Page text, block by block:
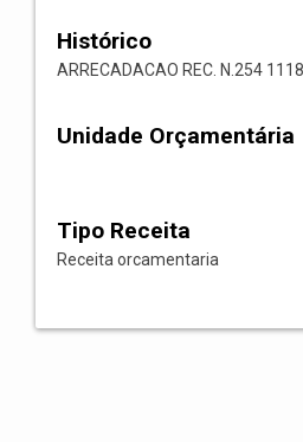
Histórico
ARRECADACAO REC. N.254
Unidade Orçamentária
Tipo Receita
Receita orcamentaria